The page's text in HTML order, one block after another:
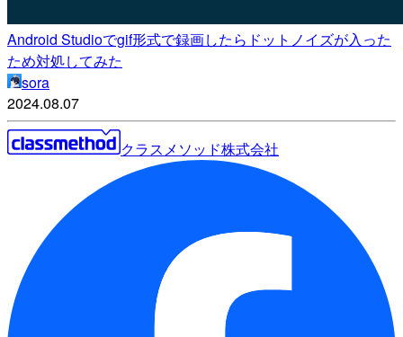
Android Studioでgif形式で録画したらドットノイズが入った
ため対処してみた
sora
2024.08.07
クラスメソッド株式会社